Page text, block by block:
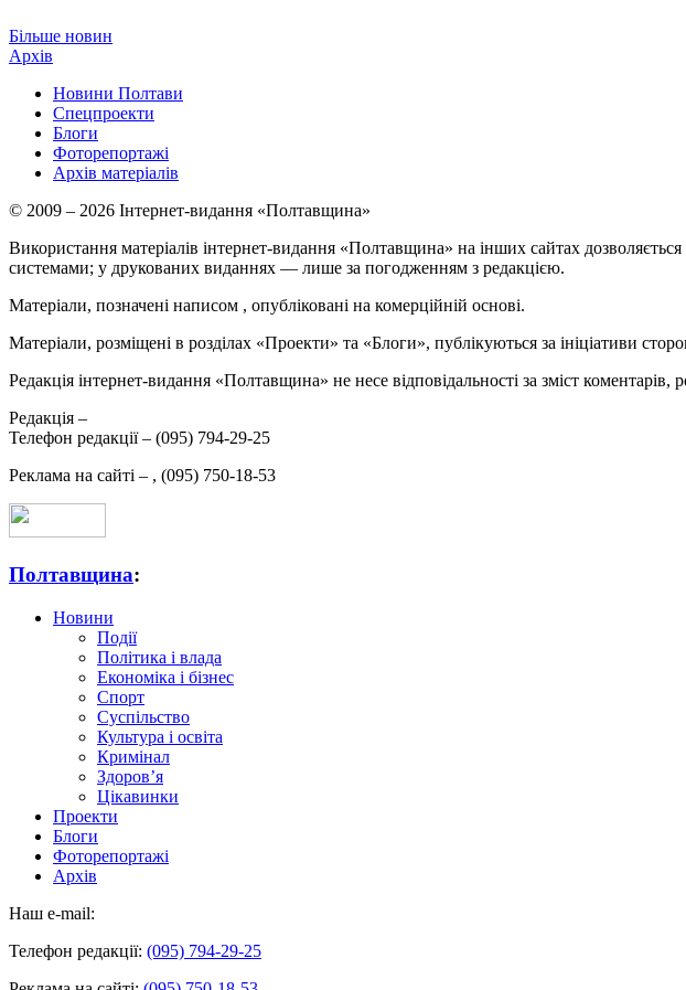
Більше новин
Архів
Новини Полтави
Спецпроекти
Блоги
Фоторепортажі
Архів матеріалів
© 2009 – 2026 Інтернет-видання «Полтавщина»
Використання матеріалів інтернет-видання «Полтавщина» на інших сайтах
системами; у друкованих виданнях — лише за погодженням з редакцією.
Матеріали, позначені написом , опубліковані на комерційній основі.
Матеріали, розміщені в розділах «Проекти» та «Блоги», публікуються за ініціативи
Редакція інтернет-видання «Полтавщина» не несе відповідальності за зміст
Редакція –
Телефон редакції – (095) 794-29-25
Реклама на сайті – , (095) 750-18-53
Полтавщина:
Новини
Події
Політика і влада
Економіка і бізнес
Спорт
Суспільство
Культура і освіта
Кримінал
Здоров’я
Цікавинки
Проекти
Блоги
Фоторепортажі
Архів
Наш e-mail:
Телефон редакції: (095) 794-29-25